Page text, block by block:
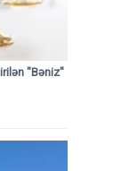
"Bəniz"